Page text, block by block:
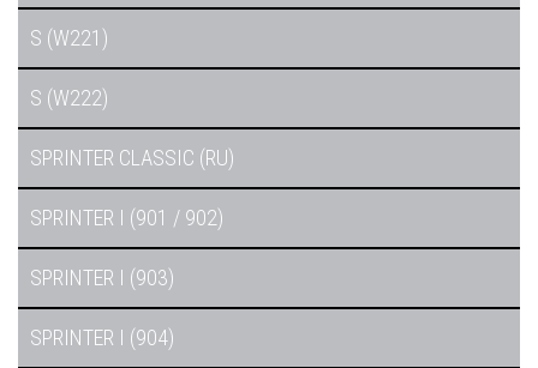
S (W221)
S (W222)
SPRINTER CLASSIC (RU)
SPRINTER I (901 / 902)
SPRINTER I (903)
SPRINTER I (904)